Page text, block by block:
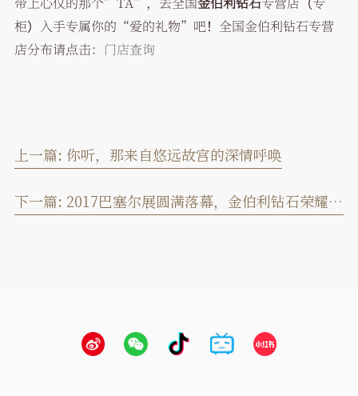
柜）入手专属你的“爱的礼物”吧！全国金伯利钻石专营
店分布请点击： 门店查询
上一篇: 你听，那来自悠远故宫的深情呼唤
下一篇: 2017巴塞尔展圆满落幕，金伯利钻石荣耀归来！